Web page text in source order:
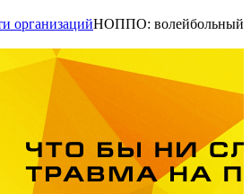
организацийНОППО: волейбольный